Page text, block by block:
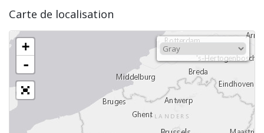
Carte de localisation
+
-